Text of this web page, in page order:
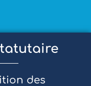
des